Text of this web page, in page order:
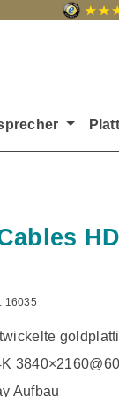
16035
Aufbau